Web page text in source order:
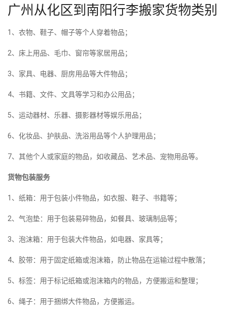
广州从化区到南阳行李搬家货物类别
1、衣物、鞋子、帽子等个人穿着物品；
2、床上用品、毛巾、窗帘等家居用品；
3、家具、电器、厨房用品等大件物品；
4、书籍、文件、文具等学习和办公用品；
5、运动器材、乐器、摄影器材等娱乐用品；
6、化妆品、护肤品、洗浴用品等个人护理用品；
7、其他个人或家庭的物品，如收藏品、艺术品、宠物用品等。
货物包装服务
1、纸箱：用于包装小件物品，如衣服、鞋子、书籍等；
2、气泡垫：用于包装易碎物品，如餐具、玻璃制品等；
3、泡沫箱：用于包装大件物品，如电器、家具等；
4、胶带：用于固定纸箱或泡沫箱，防止物品在运输过程中散落；
5、标签：用于标记纸箱或泡沫箱内的物品，方便搬运和整理；
6、绳子：用于捆绑大件物品，方便搬运。